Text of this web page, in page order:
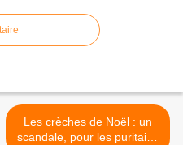
Les crèches de Noël : un
scandale, pour les puritains